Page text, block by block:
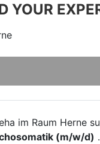
YOUR
im Raum Herne
(m/w/d)